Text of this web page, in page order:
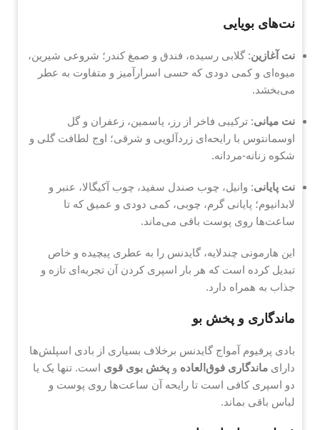
نت‌های بویایی
نت آغازین: گلابی رسیده، فندق و صمغ کندر؛ شروعی شیرین،
میوه‌ای و کمی دودی که حسی اسرارآمیز و متفاوت به عطر
می‌بخشد.
نت میانی: ترکیبی فاخر از رز، یاسمین، زعفران و گل
اوسمانتوس با رایحه‌ای زردآلویی و شرقی؛ اوج لطافت گلی و
شکوه زنانه-مردانه.
نت پایانی: وانیل، چوب صندل سفید، چوب آکیگالا، عنبر و
لابدانیوم؛ پایانی گرم، چوبی، کمی دودی و عمیق که تا
ساعت‌ها روی پوست باقی می‌ماند.
این هارمونی چندلایه، گایدنس را به عطری پیچیده و خاص
تبدیل کرده است که هر بار اسپری کردن آن تجربه‌ای تازه و
جذاب به همراه دارد.
ماندگاری و پخش بو
بادی پرفیوم آمواج گایدنس برخلاف بسیاری از بادی اسپلش‌ها
دارای ماندگاری فوق‌العاده و پخش بوی قوی است. تنها یک یا
دو اسپری کافی است تا رایحه آن ساعت‌ها روی پوست و
لباس باقی بماند.